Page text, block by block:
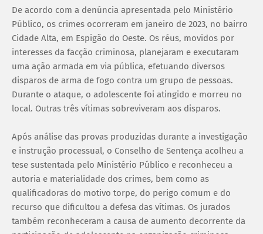
De acordo com a denúncia apresentada pelo Ministério
Público, os crimes ocorreram em janeiro de 2023, no bairro
Cidade Alta, em Espigão do Oeste. Os réus, movidos por
interesses da facção criminosa, planejaram e executaram
uma ação armada em via pública, efetuando diversos
disparos de arma de fogo contra um grupo de pessoas.
Durante o ataque, o adolescente foi atingido e morreu no
local. Outras três vítimas sobreviveram aos disparos.
Após análise das provas produzidas durante a investigação
e instrução processual, o Conselho de Sentença acolheu a
tese sustentada pelo Ministério Público e reconheceu a
autoria e materialidade dos crimes, bem como as
qualificadoras do motivo torpe, do perigo comum e do
recurso que dificultou a defesa das vítimas. Os jurados
também reconheceram a causa de aumento decorrente da